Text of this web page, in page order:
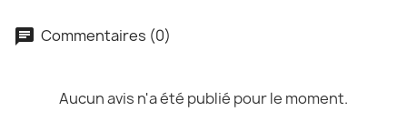
Commentaires (0)
Aucun avis n'a été publié pour le moment.